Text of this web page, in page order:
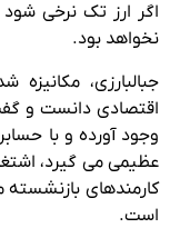
اگر ارز تک نرخی
نخواهد بود.
جبالبارزی،
اقتصادی دانست و
وجود آورده و با
عظیمی می گیرد،
کارمندهای بازنشسته
است.